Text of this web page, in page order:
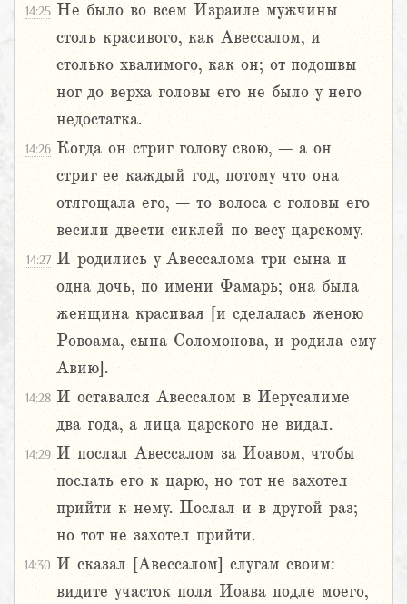
14:25 Не было во всем Израиле мужчины
столь красивого, как Авессалом, и
столько хвалимого, как он; от подошвы
ног до верха головы его не было у него
недостатка.
14:26 Когда он стриг голову свою, – а он
стриг ее каждый год, потому что она
отягощала его, – то волоса с головы его
весили двести сиклей по весу царскому.
14:27 И родились у Авессалома три сына и
одна дочь, по имени Фамарь; она была
женщина красивая [и сделалась женою
Ровоама, сына Соломонова, и родила ему
Авию].
14:28 И оставался Авессалом в Иерусалиме
два года, а лица царского не видал.
14:29 И послал Авессалом за Иоавом, чтобы
послать его к царю, но тот не захотел
прийти к нему. Послал и в другой раз;
но тот не захотел прийти.
14:30 И сказал [Авессалом] слугам своим:
видите участок поля Иоава подле моего,